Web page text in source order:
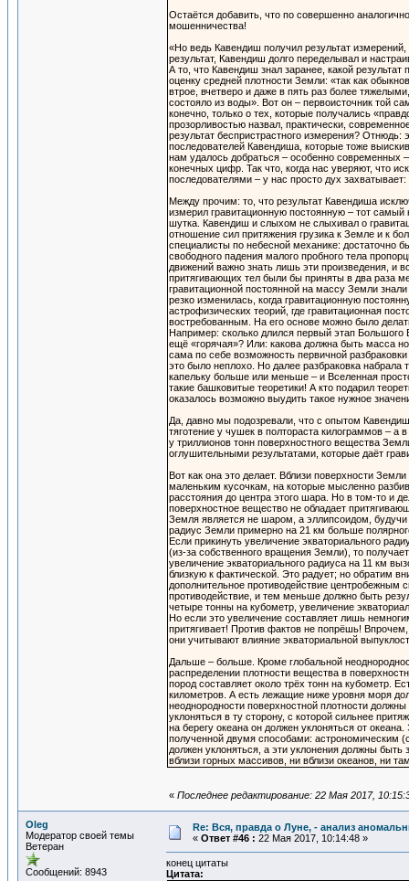
Остаётся добавить, что по совершенно
мошенничества!
«Но ведь Кавендиш получил результат
результат, Кавендиш долго переделывал и
А то, что Кавендиш знал заранее, какой
оценку средней плотности Земли: «так как
втрое, вчетверо и даже в пять раз более
состояло из воды». Вот он – первоисточник той
конечно, только о тех, которые получались
прозорливостью назвал, практически,
результат беспристрастного измерения? Отнюдь:
последователей Кавендиша, которые тоже
нам удалось добраться – особенно современных
конечных цифр. Так что, когда нас уверяют, что
последователями – у нас просто дух
Между прочим: то, что результат Кавендиша
измерил гравитационную постоянную – тот
шутка. Кавендиш и слыхом не слыхивал о
отношение сил притяжения грузика к Земле и к
специалисты по небесной механике: достаточно
свободного падения малого пробного тела
движений важно знать лишь эти произведения, и
притягивающих тел были бы приняты в два раза
гравитационной постоянной на массу Земли
резко изменилась, когда гравитационную
астрофизических теорий, где гравитационная
востребованным. На его основе можно было
Например: сколько длился первый этап
ещё «горячая»? Или: какова должна быть масса
сама по себе возможность первичной
это было неплохо. Но далее разбраковка набрала
капельку больше или меньше – и Вселенная
такие башковитые теоретики! А кто подарил
оказалось возможно выудить такое нужное
Да, давно мы подозревали, что с опытом
тяготение у чушек в полтораста килограммов – а
у триллионов тонн поверхностного вещества
оглушительными результатами, которые даёт
Вот как она это делает. Вблизи поверхности
маленьким кусочкам, на которые мысленно
расстояния до центра этого шара. Но в том-то и
поверхностное вещество не обладает
Земля является не шаром, а эллипсоидом,
радиус Земли примерно на 21 км больше
Если прикинуть увеличение экваториального
(из-за собственного вращения Земли), то
увеличение экваториального радиуса на 11 км
близкую к фактической. Это радует; но обратим
дополнительное противодействие
противодействие, и тем меньше должно быть
четыре тонны на кубометр, увеличение
Но если это увеличение составляет лишь
притягивает! Против фактов не попрёшь!
они учитывают влияние экваториальной
Дальше – больше. Кроме глобальной
распределении плотности вещества в
пород составляет около трёх тонн на кубометр.
километров. А есть лежащие ниже уровня моря
неоднородности поверхностной плотности
уклоняться в ту сторону, с которой сильнее
на берегу океана он должен уклоняться от
полученной двумя способами: астрономическим
должен уклоняться, а эти уклонения должны
вблизи горных массивов, ни вблизи океанов, ни
« Последнее редактирование: 22 Мая 2017,
Oleg
Модератор своей темы
Ветеран
Сообщений: 8943
Re: Вся, правда о Луне, - анализ
« Ответ #46 : 22 Мая 2017, 10:14:48 »
конец цитаты
Цитата: